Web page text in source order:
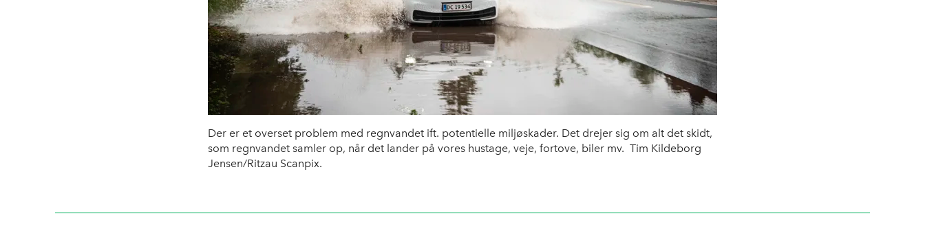
Der er et overset problem med regnvandet ift. potentielle miljøskader. Det drejer sig om alt det skidt,
som regnvandet samler op, når det lander på vores hustage, veje, fortove, biler mv. Tim Kildeborg
Jensen/Ritzau Scanpix.